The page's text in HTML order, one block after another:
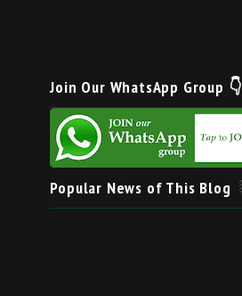
Join Our WhatsApp Group 👇
Popular News of This Blog